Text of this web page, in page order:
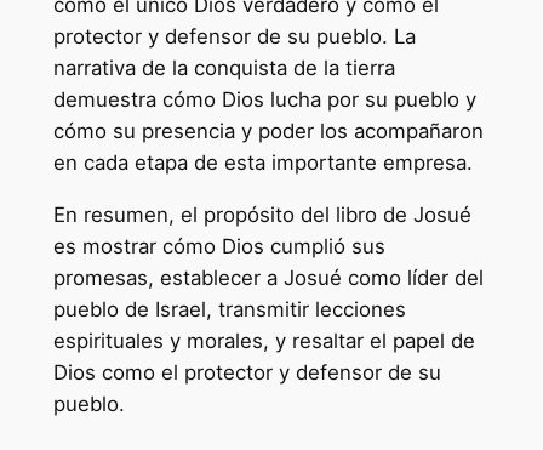
como el único Dios verdadero y como el
protector y defensor de su pueblo. La
narrativa de la conquista de la tierra
demuestra cómo Dios lucha por su pueblo y
cómo su presencia y poder los acompañaron
en cada etapa de esta importante empresa.
En resumen, el propósito del libro de Josué
es mostrar cómo Dios cumplió sus
promesas, establecer a Josué como líder del
pueblo de Israel, transmitir lecciones
espirituales y morales, y resaltar el papel de
Dios como el protector y defensor de su
pueblo.